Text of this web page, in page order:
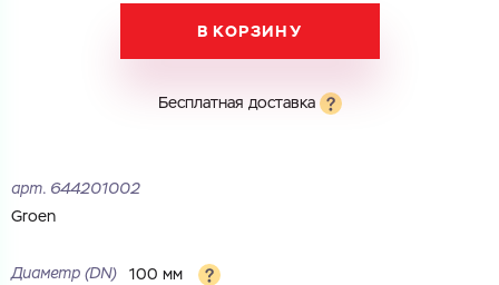
В КОРЗИНУ
Бесплатная доставка
арт. 644201002
Groen
Диаметр (DN)
100 мм